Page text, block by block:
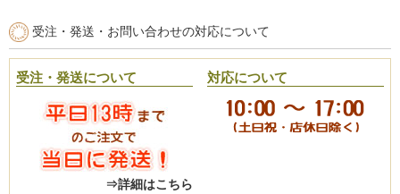
受注・発送・お問い合わせの対応について
受注・発送について
⇒詳細はこちら
対応について